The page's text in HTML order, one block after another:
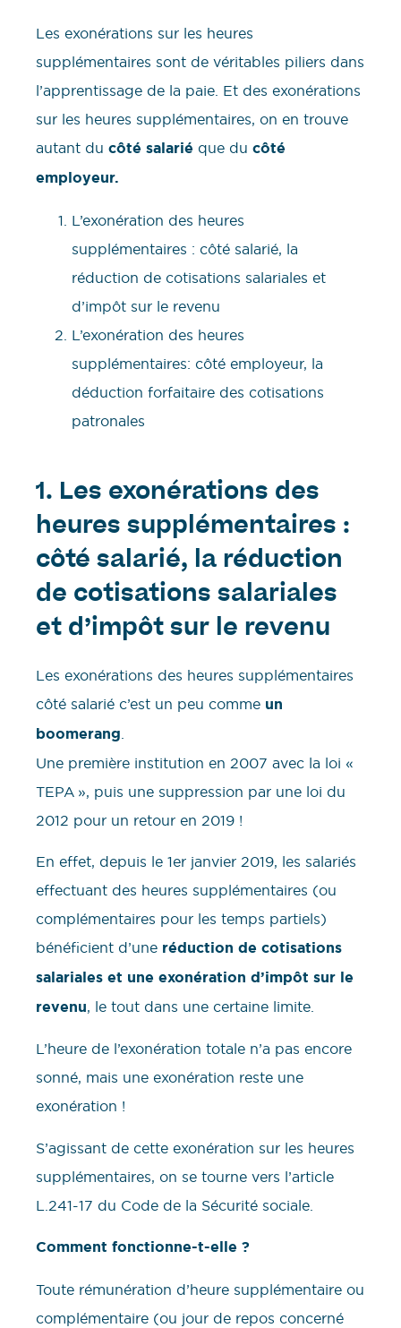
Les exonérations sur les heures
supplémentaires sont de véritables piliers dans
l’apprentissage de la paie. Et des exonérations
sur les heures supplémentaires, on en trouve
autant du côté salarié que du côté
employeur.
L’exonération des heures
supplémentaires : côté salarié, la
réduction de cotisations salariales et
d’impôt sur le revenu
L’exonération des heures
supplémentaires: côté employeur, la
déduction forfaitaire des cotisations
patronales
1. Les exonérations des
heures supplémentaires :
côté salarié, la réduction
de cotisations salariales
et d’impôt sur le revenu
Les exonérations des heures supplémentaires
côté salarié c’est un peu comme un
boomerang
Une première institution en 2007 avec la loi «
TEPA », puis une suppression par une loi du
2012 pour un retour en 2019 !
En effet, depuis le 1er janvier 2019, les salariés
effectuant des heures supplémentaires (ou
complémentaires pour les temps partiels)
bénéficient d’une réduction de cotisations
salariales et une exonération d’impôt sur le
revenu, le tout dans une certaine limite.
L’heure de l’exonération totale n’a pas encore
sonné, mais une exonération reste une
exonération !
S’agissant de cette exonération sur les heures
supplémentaires, on se tourne vers l’article
L.241-17 du Code de la Sécurité sociale.
Comment fonctionne-t-elle ?
Toute rémunération d’heure supplémentaire ou
complémentaire (ou jour de repos concerné